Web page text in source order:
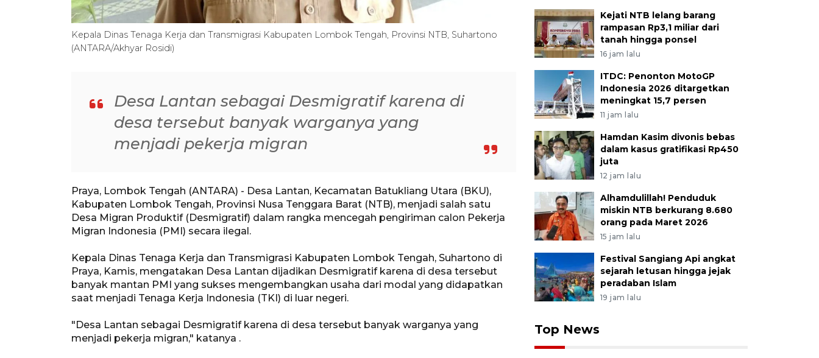
Kepala Dinas Tenaga Kerja dan Transmigrasi Kabupaten Lombok Tengah, Provinsi NTB, Suhartono
(ANTARA/Akhyar Rosidi)
Desa Lantan sebagai Desmigratif karena di
desa tersebut banyak warganya yang
menjadi pekerja migran
Praya, Lombok Tengah (ANTARA) - Desa Lantan, Kecamatan Batukliang Utara (BKU),
Kabupaten Lombok Tengah, Provinsi Nusa Tenggara Barat (NTB), menjadi salah satu
Desa Migran Produktif (Desmigratif) dalam rangka mencegah pengiriman calon Pekerja
Migran Indonesia (PMI) secara ilegal.
Kepala Dinas Tenaga Kerja dan Transmigrasi Kabupaten Lombok Tengah, Suhartono di
Praya, Kamis, mengatakan Desa Lantan dijadikan Desmigratif karena di desa tersebut
banyak mantan PMI yang sukses mengembangkan usaha dari modal yang didapatkan
saat menjadi Tenaga Kerja Indonesia (TKI) di luar negeri.
"Desa Lantan sebagai Desmigratif karena di desa tersebut banyak warganya yang
menjadi pekerja migran," katanya .
Kejati NTB lelang barang
rampasan Rp3,1 miliar dari
tanah hingga ponsel
16 jam lalu
ITDC: Penonton MotoGP
Indonesia 2026 ditargetkan
meningkat 15,7 persen
11 jam lalu
Hamdan Kasim divonis bebas
dalam kasus gratifikasi Rp450
juta
12 jam lalu
Alhamdulillah! Penduduk
miskin NTB berkurang 8.680
orang pada Maret 2026
15 jam lalu
Festival Sangiang Api angkat
sejarah letusan hingga jejak
peradaban Islam
19 jam lalu
Top News